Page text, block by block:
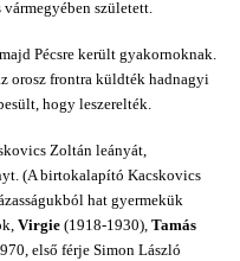
vármegyében született.
Pécsre került gyakornoknak.
orosz frontra küldték hadnagyi
hogy leszerelték.
Zoltán leányát,
(A birtokalapító Kacskovics
hat gyermekük
Virgie (1918-1930), Tamás
első férje Simon László